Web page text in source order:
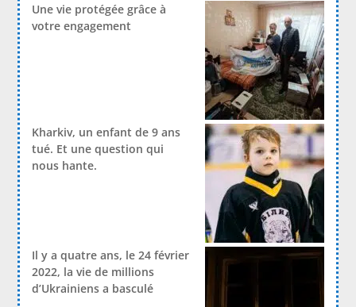
Une vie protégée grâce à
votre engagement
Kharkiv, un enfant de 9 ans
tué. Et une question qui
nous hante.
Il y a quatre ans, le 24 février
2022, la vie de millions
d’Ukrainiens a basculé